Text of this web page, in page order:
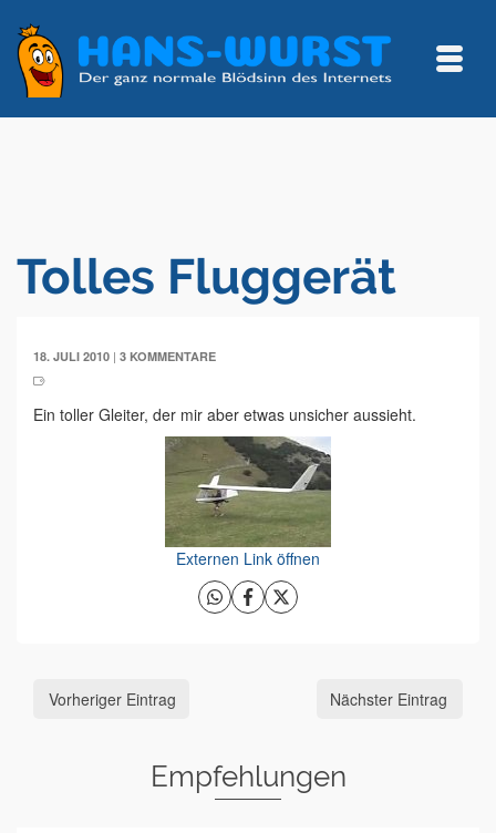
Tolles Fluggerät
18. JULI 2010 | 3 KOMMENTARE
Ein toller Gleiter, der mir aber etwas unsicher aussieht.
Externen Link öffnen
Vorheriger Eintrag Nächster Eintrag
Empfehlungen